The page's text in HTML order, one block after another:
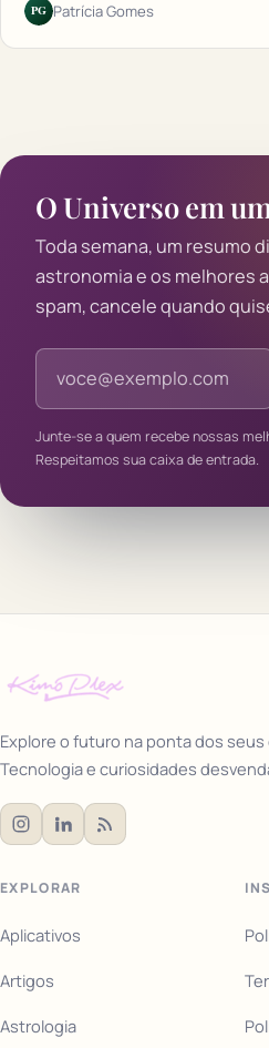
PG Patrícia Gomes
O Universo em
Toda semana, um resumo
astronomia e os melhores
spam, cancele quando
Endereço de e-mail
Junte-se a quem recebe nossas
Respeitamos sua caixa de entrada.
Explore o futuro na ponta dos seus
Tecnologia e curiosidades
EXPLORAR
Aplicativos
Artigos
Astrologia